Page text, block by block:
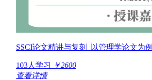
SSCI论文精讲与复刻_以管理学论文为例
103人学习
￥2600
查看详情